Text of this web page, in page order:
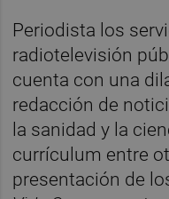
Periodista los
radiotelevisión
cuenta con una
redacción de
la sanidad y la
currículum entre
presentación de